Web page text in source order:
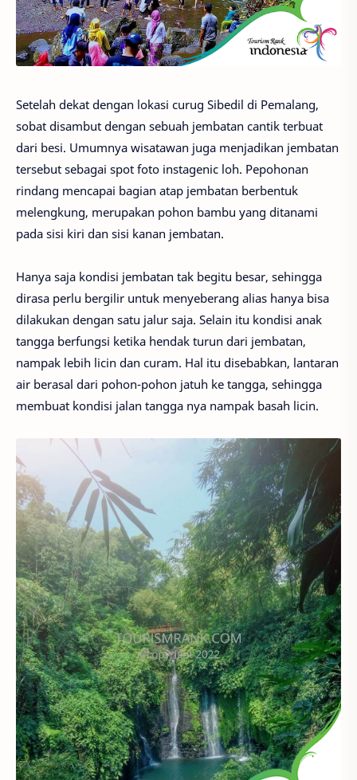
Setelah dekat dengan lokasi curug Sibedil di Pemalang,
sobat disambut dengan sebuah jembatan cantik terbuat
dari besi. Umumnya wisatawan juga menjadikan jembatan
tersebut sebagai spot foto instagenic loh. Pepohonan
rindang mencapai bagian atap jembatan berbentuk
melengkung, merupakan pohon bambu yang ditanami
pada sisi kiri dan sisi kanan jembatan.
Hanya saja kondisi jembatan tak begitu besar, sehingga
dirasa perlu bergilir untuk menyeberang alias hanya bisa
dilakukan dengan satu jalur saja. Selain itu kondisi anak
tangga berfungsi ketika hendak turun dari jembatan,
nampak lebih licin dan curam. Hal itu disebabkan, lantaran
air berasal dari pohon-pohon jatuh ke tangga, sehingga
membuat kondisi jalan tangga nya nampak basah licin.